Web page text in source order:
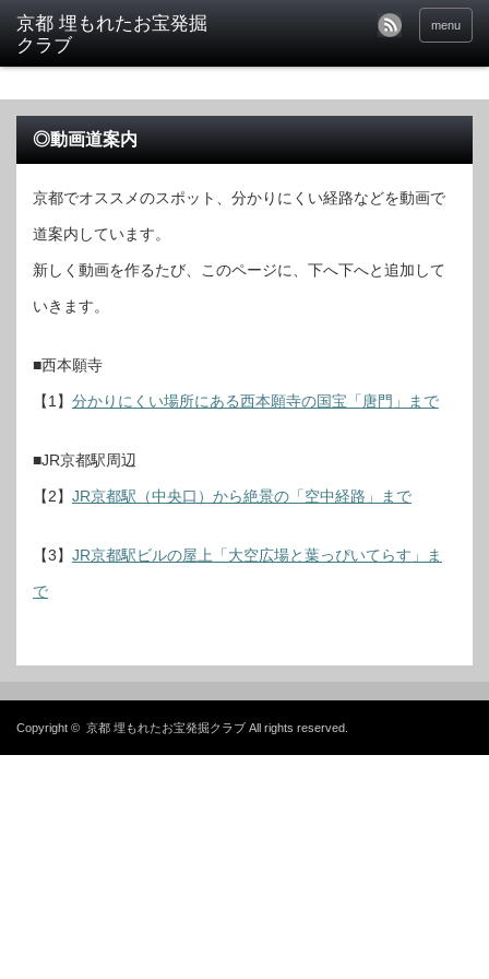
京都 埋もれたお宝発掘
クラブ
menu
◎動画道案内
京都でオススメのスポット、分かりにくい経路などを動画で
道案内しています。
新しく動画を作るたび、このページに、下へ下へと追加して
いきます。
■西本願寺
【1】 分かりにくい場所にある西本願寺の国宝「唐門」まで
■JR京都駅周辺
【2】 JR京都駅（中央口）から絶景の「空中経路」まで
【3】 JR京都駅ビルの屋上「大空広場と葉っぴいてらす」ま
で
Copyright © 京都 埋もれたお宝発掘クラブ All rights reserved.